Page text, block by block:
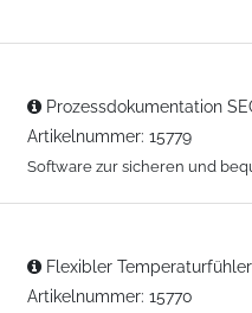
Prozessdokumentation
Artikelnummer: 15779
Software zur sicheren und
Flexibler
Artikelnummer: 15770